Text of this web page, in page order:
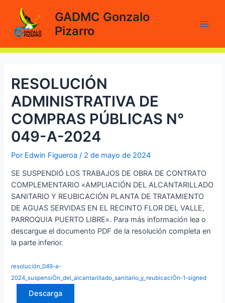
contenido
GADMC Gonzalo
Pizarro
RESOLUCIÓN
ADMINISTRATIVA DE
COMPRAS PÚBLICAS N°
049-A-2024
Por Edwin Figueroa/ 2 de mayo de 2024
SE SUSPENDIÓ LOS TRABAJOS DE OBRA DE CONTRATO
COMPLEMENTARIO «AMPLIACIÓN DEL ALCANTARILLADO
SANITARIO Y REUBICACIÓN PLANTA DE TRATAMIENTO
DE AGUAS SERVIDAS EN EL RECINTO FLOR DEL VALLE,
PARROQUIA PUERTO LIBRE». Para más información lea o
descargue el documento PDF de la resolución completa en
la parte inferior.
resolución_049-a-
2024_suspensiÓn_del_alcantarillado_sanitario_y_reubicaciÓn-1-signed
Descarga